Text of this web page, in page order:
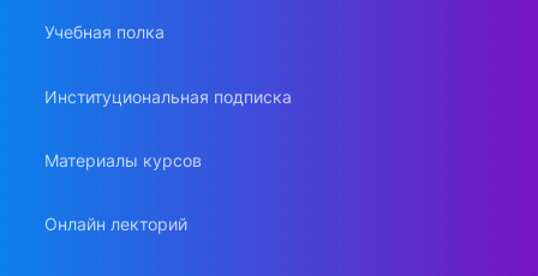
Учебная полка
Институциональная подписка
Материалы курсов
Онлайн лекторий